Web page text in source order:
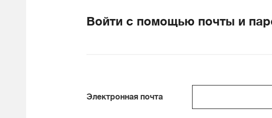
Войти с помощью почты и
Электронная почта